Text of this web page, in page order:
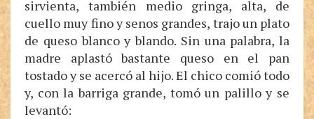
sirvienta, también medio gringa, alta, de
cuello muy fino y senos grandes, trajo un plato
de queso blanco y blando. Sin una palabra, la
madre aplastó bastante queso en el pan
tostado y se acercó al hijo. El chico comió todo
y, con la barriga grande, tomó un palillo y se
levantó: